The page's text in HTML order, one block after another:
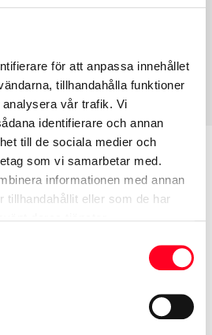
för att anpassa innehållet
tillhandahålla funktioner
vår trafik. Vi
identifierare och annan
till de sociala medier och
som vi samarbetar med.
informationen med annan
tillhandahållit eller som de har
17
Art nummer
6418
min bil?
för att se om den fälg
ut under årens lopp och
som bilen hade ut från